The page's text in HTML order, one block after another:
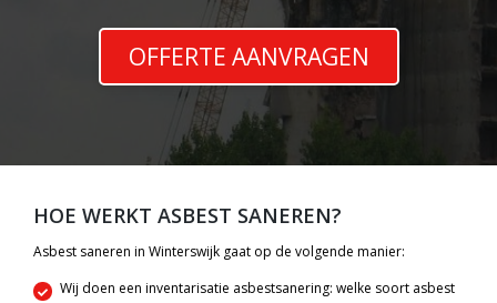
OFFERTE AANVRAGEN
HOE WERKT ASBEST SANEREN?
Asbest saneren in Winterswijk gaat op de volgende manier:
Wij doen een inventarisatie asbestsanering: welke soort asbest